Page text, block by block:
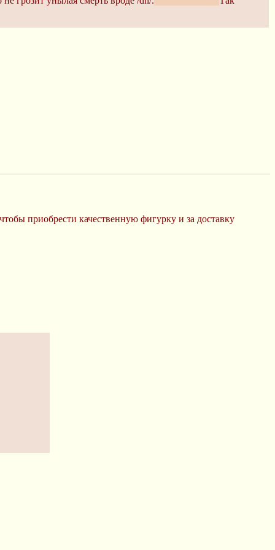
приобрести качественную фигурку и за доставку